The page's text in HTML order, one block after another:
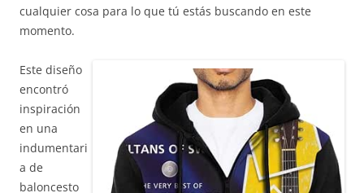
cualquier cosa para lo que tú estás buscando en este
momento.
Este diseño
encontró
inspiración
en una
indumentari
a de
baloncesto